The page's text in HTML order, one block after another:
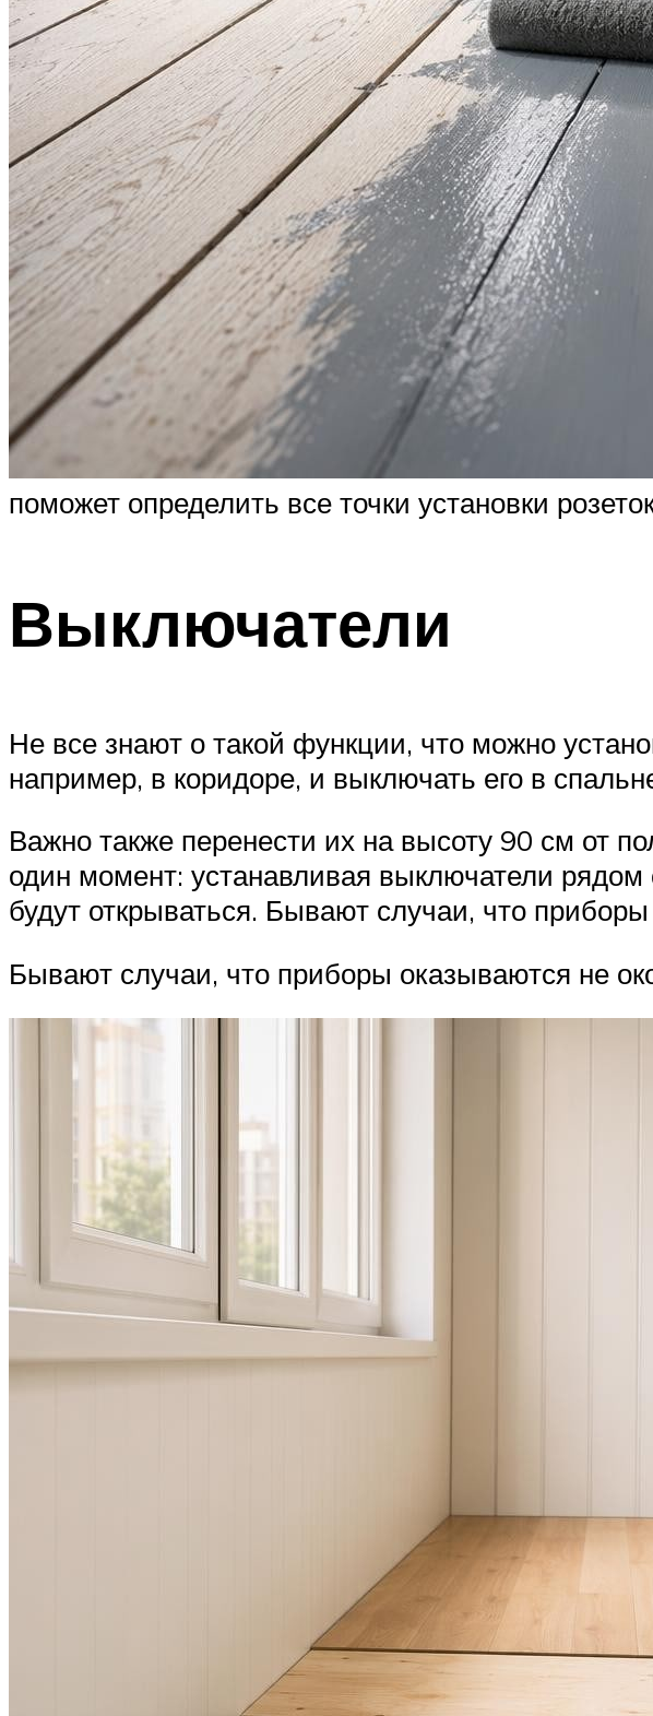
поможет определить все точки установки
Выключатели
Не все знают о такой функции, что можно
например, в коридоре, и выключать его в
Важно также перенести их на высоту 90 см от
один момент: устанавливая выключатели
будут открываться. Бывают случаи, что
Бывают случаи, что приборы оказываются не